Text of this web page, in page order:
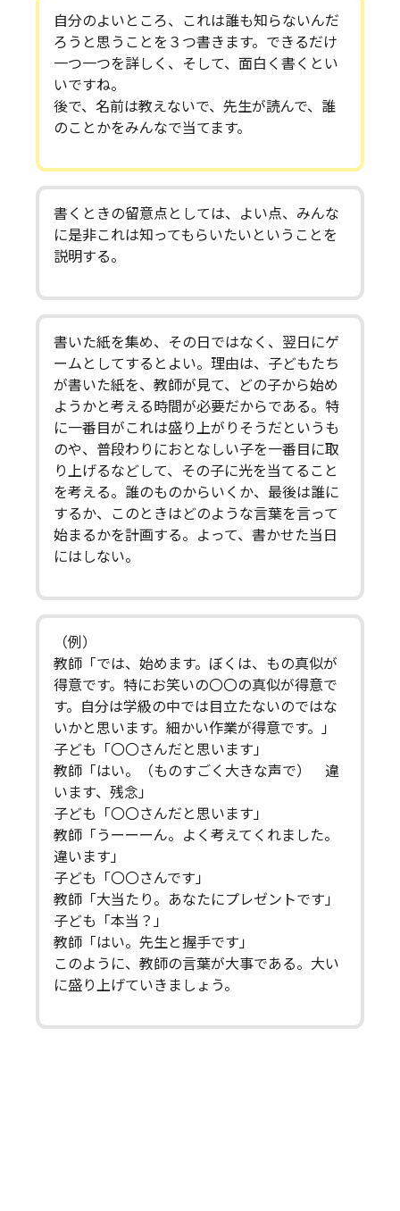
自分のよいところ、これは誰も知らないんだ
ろうと思うことを３つ書きます。できるだけ
一つ一つを詳しく、そして、面白く書くとい
いですね。
後で、名前は教えないで、先生が読んで、誰
のことかをみんなで当てます。
書くときの留意点としては、よい点、みんな
に是非これは知ってもらいたいということを
説明する。
書いた紙を集め、その日ではなく、翌日にゲ
ームとしてするとよい。理由は、子どもたち
が書いた紙を、教師が見て、どの子から始め
ようかと考える時間が必要だからである。特
に一番目がこれは盛り上がりそうだというも
のや、普段わりにおとなしい子を一番目に取
り上げるなどして、その子に光を当てること
を考える。誰のものからいくか、最後は誰に
するか、このときはどのような言葉を言って
始まるかを計画する。よって、書かせた当日
にはしない。
（例）
教師「では、始めます。ぼくは、もの真似が
得意です。特にお笑いの〇〇の真似が得意で
す。自分は学級の中では目立たないのではな
いかと思います。細かい作業が得意です。」
子ども「〇〇さんだと思います」
教師「はい。（ものすごく大きな声で） 違
います、残念」
子ども「〇〇さんだと思います」
教師「うーーーん。よく考えてくれました。
違います」
子ども「〇〇さんです」
教師「大当たり。あなたにプレゼントです」
子ども「本当？」
教師「はい。先生と握手です」
このように、教師の言葉が大事である。大い
に盛り上げていきましょう。